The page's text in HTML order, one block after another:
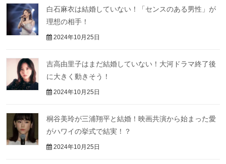
白石麻衣は結婚していない！「センスのある男性」が
理想の相手！
2024年10月25日
吉高由里子はまだ結婚していない！大河ドラマ終了後
に大きく動きそう！
2024年10月25日
桐谷美玲が三浦翔平と結婚！映画共演から始まった愛
がハワイの挙式で結実！？
2024年10月25日